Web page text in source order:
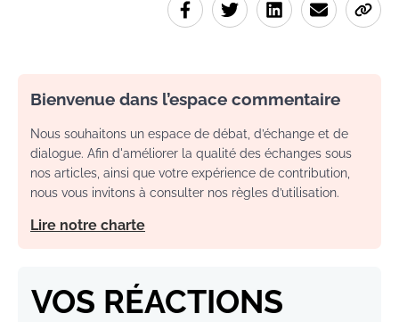
Bienvenue dans l’espace commentaire
Nous souhaitons un espace de débat, d’échange et de
dialogue. Afin d'améliorer la qualité des échanges sous
nos articles, ainsi que votre expérience de contribution,
nous vous invitons à consulter nos règles d’utilisation.
Lire notre charte
VOS RÉACTIONS